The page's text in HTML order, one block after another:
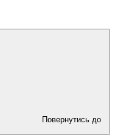
Повернутись до